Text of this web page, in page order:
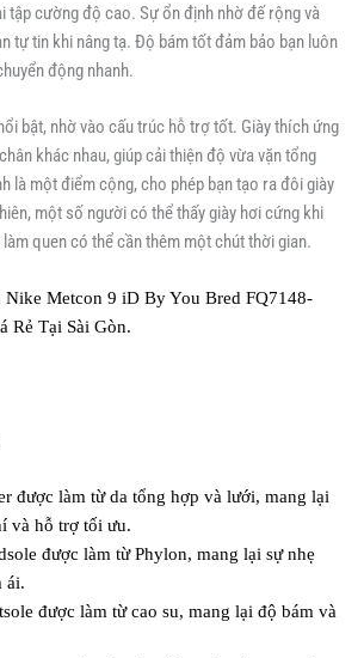
tập cường độ cao. Sự ổn định nhờ đế rộng và
tự tin khi nâng tạ. Độ bám tốt đảm bảo bạn luôn
động nhanh.
bật, nhờ vào cấu trúc hỗ trợ tốt. Giày thích ứng
khác nhau, giúp cải thiện độ vừa vặn tổng
là một điểm cộng, cho phép bạn tạo ra đôi giày
một số người có thể thấy giày hơi cứng khi
làm quen có thể cần thêm một chút thời gian.
Nike Metcon 9 iD By You Bred FQ7148-
Rẻ Tại Sài Gòn.
được làm từ da tổng hợp và lưới, mang lại
và hỗ trợ tối ưu.
được làm từ Phylon, mang lại sự nhẹ
ái.
được làm từ cao su, mang lại độ bám và